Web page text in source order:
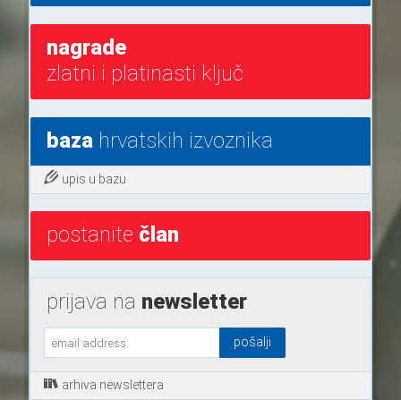
nagrade
zlatni i platinasti ključ
bazahrvatskih izvoznika
upis u bazu
postanite član
prijava na newsletter
arhiva newslettera